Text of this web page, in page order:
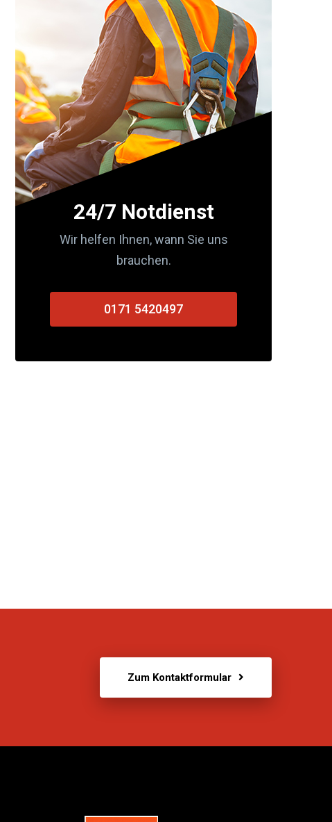
24/7 Notdienst
Wir helfen Ihnen, wann Sie uns
brauchen.
0171 5420497
Zum Kontaktformular